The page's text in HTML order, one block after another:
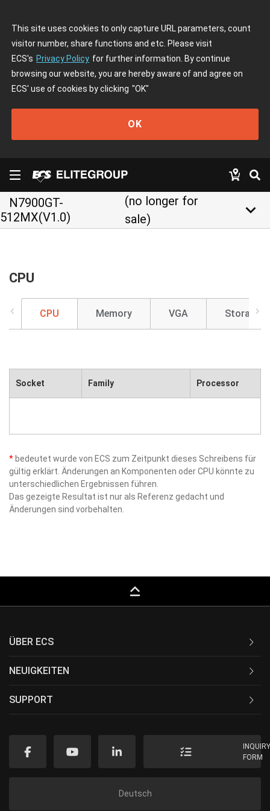
This site uses cookies to only capture URL parameters, count
visitor number, share functions and etc. Please visit
ECS's Privacy Policy for further information. By continue
browsing our website, you are hereby aware of and agree on
ECS' use of cookies by clicking "OK"
OK
N7900GT-
512MX(V1.0)
(no longer for
sale)
keyboard_arrow_down
CPU
CPU Memory VGA Storage
Socket Family Processor
* bedeutet wurde von ECS zum Zeitpunkt dieses Schreibens für
gültig erklärt. Änderungen an Komponenten oder CPU könnte zu
unterschiedlichen Ergebnissen führen.
Das gezeigte Resultat ist nur als Referenz gedacht und
Änderungen sind vorbehalten.
keyboard_capslock
ÜBER ECS
NEUIGKEITEN
SUPPORT
FORM
Deutsch